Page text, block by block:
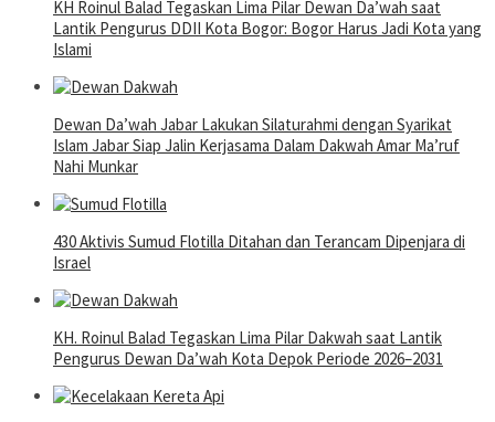
KH Roinul Balad Tegaskan Lima Pilar Dewan Da’wah saat
Lantik Pengurus DDII Kota Bogor: Bogor Harus Jadi Kota yang
Islami
Dewan Da’wah Jabar Lakukan Silaturahmi dengan Syarikat
Islam Jabar Siap Jalin Kerjasama Dalam Dakwah Amar Ma’ruf
Nahi Munkar
430 Aktivis Sumud Flotilla Ditahan dan Terancam Dipenjara di
Israel
KH. Roinul Balad Tegaskan Lima Pilar Dakwah saat Lantik
Pengurus Dewan Da’wah Kota Depok Periode 2026–2031